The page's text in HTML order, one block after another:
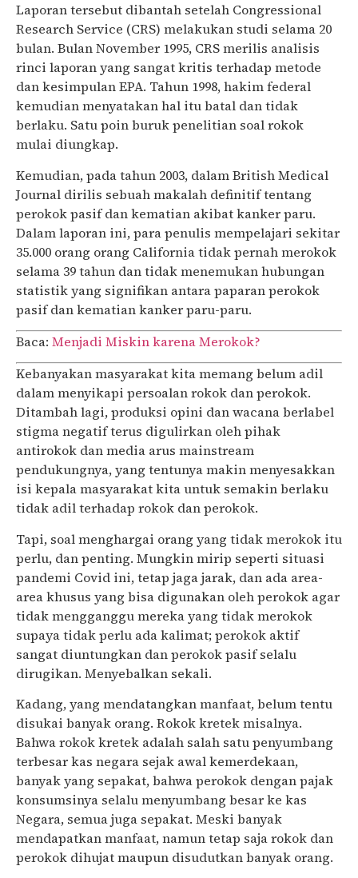
Laporan tersebut dibantah setelah Congressional
Research Service (CRS) melakukan studi selama 20
bulan. Bulan November 1995, CRS merilis analisis
rinci laporan yang sangat kritis terhadap metode
dan kesimpulan EPA. Tahun 1998, hakim federal
kemudian menyatakan hal itu batal dan tidak
berlaku. Satu poin buruk penelitian soal rokok
mulai diungkap.
Kemudian, pada tahun 2003, dalam British Medical
Journal dirilis sebuah makalah definitif tentang
perokok pasif dan kematian akibat kanker paru.
Dalam laporan ini, para penulis mempelajari sekitar
35.000 orang orang California tidak pernah merokok
selama 39 tahun dan tidak menemukan hubungan
statistik yang signifikan antara paparan perokok
pasif dan kematian kanker paru-paru.
Baca: Menjadi Miskin karena Merokok?
Kebanyakan masyarakat kita memang belum adil
dalam menyikapi persoalan rokok dan perokok.
Ditambah lagi, produksi opini dan wacana berlabel
stigma negatif terus digulirkan oleh pihak
antirokok dan media arus mainstream
pendukungnya, yang tentunya makin menyesakkan
isi kepala masyarakat kita untuk semakin berlaku
tidak adil terhadap rokok dan perokok.
Tapi, soal menghargai orang yang tidak merokok itu
perlu, dan penting. Mungkin mirip seperti situasi
pandemi Covid ini, tetap jaga jarak, dan ada area-
area khusus yang bisa digunakan oleh perokok agar
tidak mengganggu mereka yang tidak merokok
supaya tidak perlu ada kalimat; perokok aktif
sangat diuntungkan dan perokok pasif selalu
dirugikan. Menyebalkan sekali.
Kadang, yang mendatangkan manfaat, belum tentu
disukai banyak orang. Rokok kretek misalnya.
Bahwa rokok kretek adalah salah satu penyumbang
terbesar kas negara sejak awal kemerdekaan,
banyak yang sepakat, bahwa perokok dengan pajak
konsumsinya selalu menyumbang besar ke kas
Negara, semua juga sepakat. Meski banyak
mendapatkan manfaat, namun tetap saja rokok dan
perokok dihujat maupun disudutkan banyak orang.